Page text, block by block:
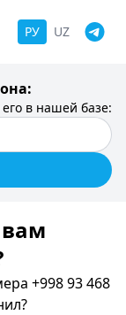
РУ UZ
в нашей базе:
вам
+998 93 468